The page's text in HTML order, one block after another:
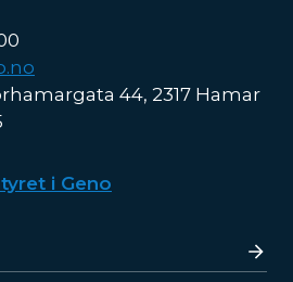
44, 2317 Hamar
i Geno